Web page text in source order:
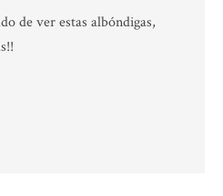
de ver estas albóndigas,